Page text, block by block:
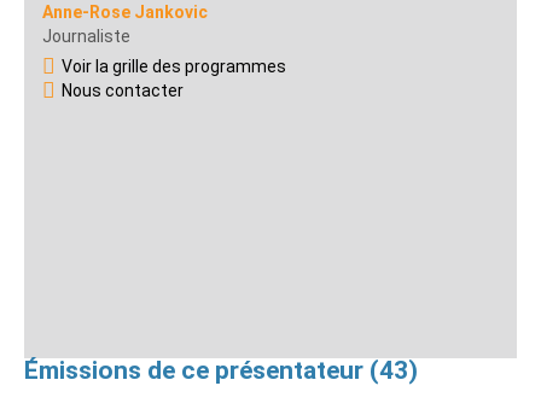
Anne-Rose Jankovic
Journaliste
Voir la grille des programmes
Nous contacter
Émissions de ce présentateur (43)